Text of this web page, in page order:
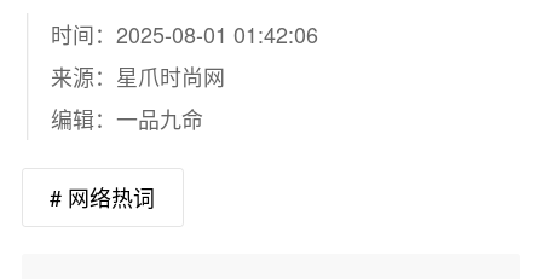
时间：2025-08-01 01:42:06
来源： 星爪时尚网
编辑：一品九命
# 网络热词